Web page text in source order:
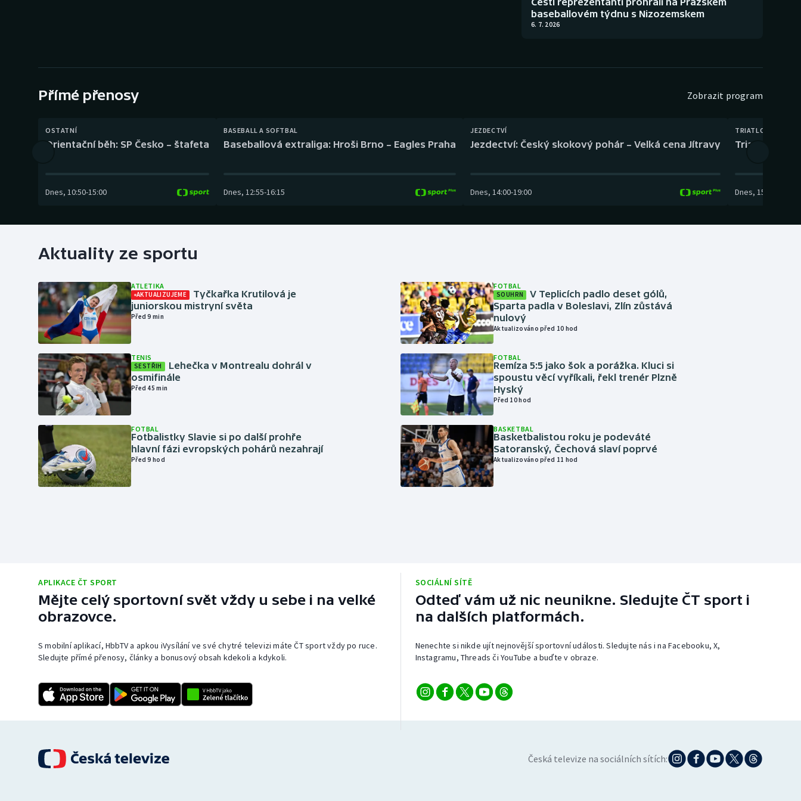
Gymnastika Plážový volejbal
baseballovém týdnu s Nizozemskem
6. 7. 2026
Přímé přenosy Zobrazit program
OSTATNÍ
Orientační běh: SP Česko – štafeta
Dnes, 10:50-15:00
BASEBALL A SOFTBAL
Baseballová extraliga: Hroši Brno – Eagles Praha
Dnes, 12:55-16:15
JEZDECTVÍ
Jezdectví: Český skokový pohár – Velká cena Jítravy
Dnes, 14:00-19:00
TRIATLON
Triatlon:
Dnes, 15:00
Aktuality ze sportu
ATLETIKA
AKTUALIZUJEME
Tyčkařka Krutilová je
juniorskou mistryní světa
Před 9 min
TENIS
SESTŘIH
Lehečka v Montrealu dohrál v
osmifinále
Před 45 min
FOTBAL
Fotbalistky Slavie si po další prohře
hlavní fázi evropských pohárů nezahrají
Před 9 hod
FOTBAL
SOUHRN
V Teplicích padlo deset gólů,
Sparta padla v Boleslavi, Zlín zůstává
nulový
Aktualizováno před 10 hod
FOTBAL
Remíza 5:5 jako šok a porážka. Kluci si
spoustu věcí vyříkali, řekl trenér Plzně
Hyský
Před 10 hod
BASKETBAL
Basketbalistou roku je podeváté
Satoranský, Čechová slaví poprvé
Aktualizováno před 11 hod
APLIKACE ČT SPORT
Mějte celý sportovní svět vždy u sebe i na velké
obrazovce.
S mobilní aplikací, HbbTV a apkou iVysílání ve své chytré televizi máte ČT sport vždy po ruce.
Sledujte přímé přenosy, články a bonusový obsah kdekoli a kdykoli.
SOCIÁLNÍ SÍTĚ
Odteď vám už nic neunikne. Sledujte ČT sport i
na dalších platformách.
Nenechte si nikde ujít nejnovější sportovní události. Sledujte nás i na Facebooku, X,
Instagramu, Threads či YouTube a buďte v obraze.
Česká televize na sociálních sítích: